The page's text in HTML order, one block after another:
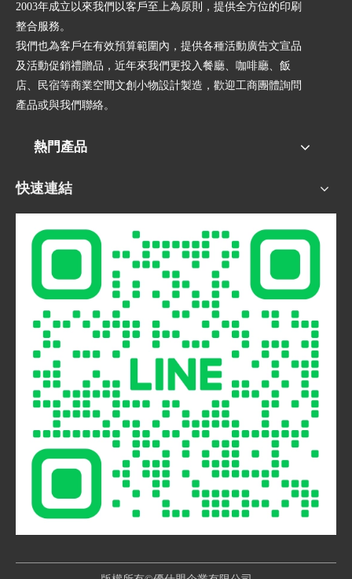
2003年成立以來我們以客戶至上為原則，提供全方位的印刷
整合服務。
我們也為客戶在有效預算範圍內，提供各種活動廣告文宣品
及活動促銷禮贈品，近年來我們更投入餐廳、咖啡廳、飯
店、民宿等商業空間文創小物設計製造，歡迎工商團體詢問
產品或與我們聯絡。
熱門產品
快速連結